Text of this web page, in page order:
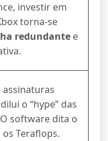
investir em
torna-se
redundante e
assinaturas
o “hype” das
software dita o
Teraflops.